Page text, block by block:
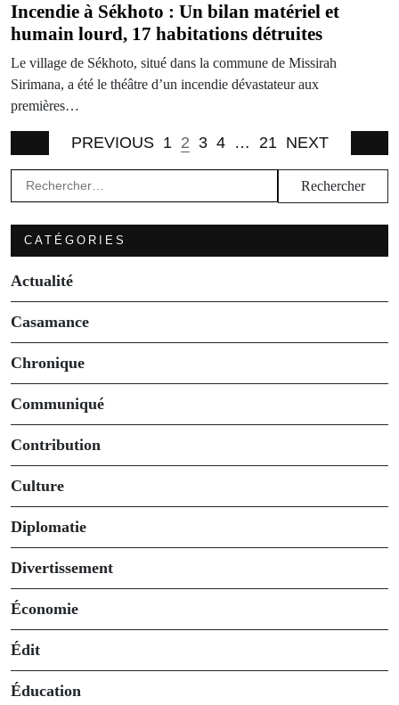
Incendie à Sékhoto : Un bilan matériel et
humain lourd, 17 habitations détruites
Le village de Sékhoto, situé dans la commune de Missirah
Sirimana, a été le théâtre d’un incendie dévastateur aux
premières…
PREVIOUS 1 2 3 4 … 21 NEXT
Rechercher :
CATÉGORIES
Actualité
Casamance
Chronique
Communiqué
Contribution
Culture
Diplomatie
Divertissement
Économie
Édit
Éducation